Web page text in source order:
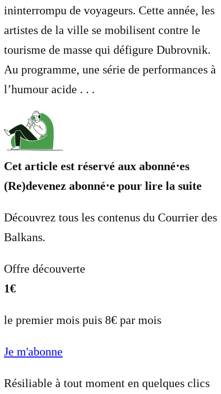
ininterrompu de voyageurs. Cette année, les
artistes de la ville se mobilisent contre le
tourisme de masse qui défigure Dubrovnik.
Au programme, une série de performances à
l’humour acide . . .
Cet article est réservé aux abonné⋅es
(Re)devenez abonné⋅e pour lire la suite
Découvrez tous les contenus du Courrier des
Balkans.
Offre découverte
1€
le premier mois puis 8€ par mois
Je m'abonne
Résiliable à tout moment en quelques clics